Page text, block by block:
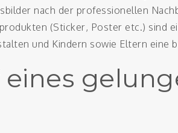
nach der professionellen
(Sticker, Poster etc.) sind
und Kindern sowie Eltern eine